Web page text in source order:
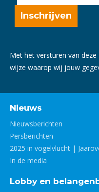
Met het versturen van
wijze waarop wij jouw
Nieuws
Nieuwsberichten
Persberichten
2025 in vogelvlucht |
In de media
Lobby en